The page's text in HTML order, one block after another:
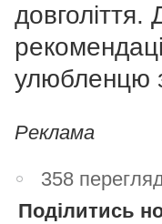
улюбленцю
Реклама
358
Поділитись